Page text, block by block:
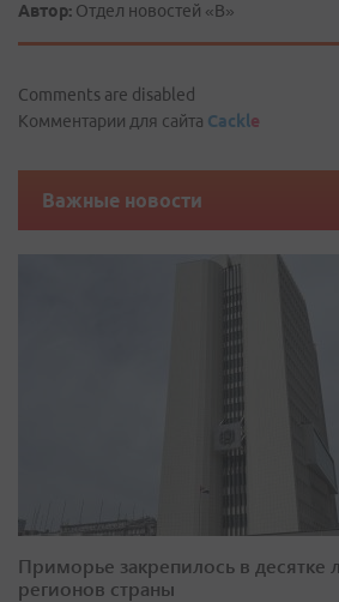
Автор: Отдел новостей «В»
Comments are disabled
Комментарии для сайта Cackle
Важные новости
Приморье закрепилось в десятке
регионов страны